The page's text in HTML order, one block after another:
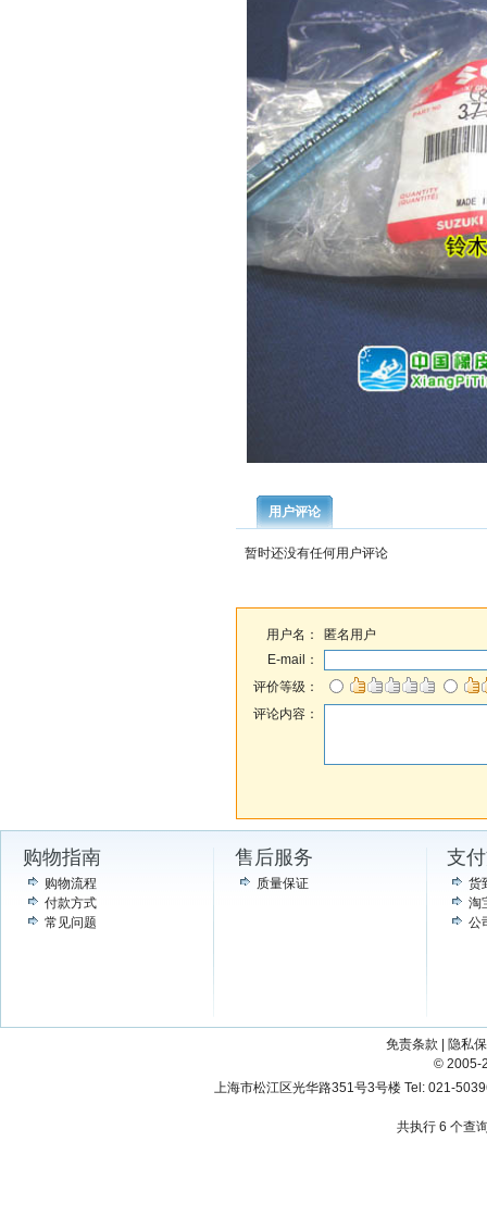
用户评论
暂时还没有任何用户评论
用户名：
匿名用户
E-mail：
评价等级：
评论内容：
购物指南
购物流程
付款方式
常见问题
售后服务
质量保证
支
货
淘
公
免责条款
隐私
© 2005-
上海市松江区光华路351号3号楼 Tel: 021-
共执行 6 个查